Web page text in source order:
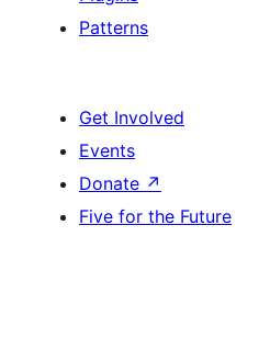
Patterns
Get Involved
Events
Donate ↗
Five for the Future